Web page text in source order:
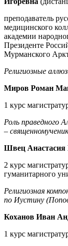
преподаватель
медицинского
академии
Президенте
Мурманского
Религиозные
Миров Роман
1 курс
Роль праведного
–
Швец Анастасия
2 курс
гуманитарного
Религиозная
по Иустину
Коханов Иван
1 курс